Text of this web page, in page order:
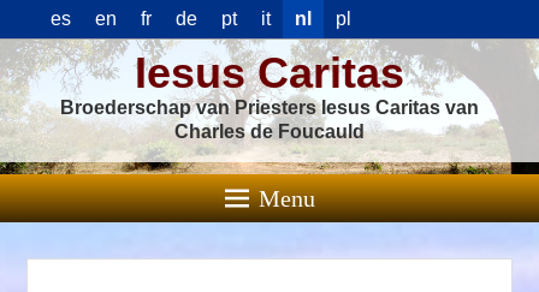
es en fr de pt it nl pl
Iesus Caritas
Broederschap van Priesters Iesus Caritas van
Charles de Foucauld
Menu